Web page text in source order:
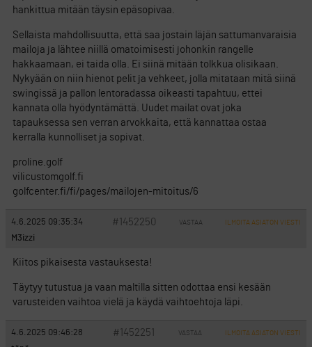
hankittua mitään täysin epäsopivaa.
Sellaista mahdollisuutta, että saa jostain läjän sattumanvaraisia
mailoja ja lähtee niillä omatoimisesti johonkin rangelle
hakkaamaan, ei taida olla. Ei siinä mitään tolkkua olisikaan.
Nykyään on niin hienot pelit ja vehkeet, jolla mitataan mitä siinä
swingissä ja pallon lentoradassa oikeasti tapahtuu, ettei
kannata olla hyödyntämättä. Uudet mailat ovat joka
tapauksessa sen verran arvokkaita, että kannattaa ostaa
kerralla kunnolliset ja sopivat.
proline.golf
vilicustomgolf.fi
golfcenter.fi/fi/pages/mailojen-mitoitus/6
4.6.2025 09:35:34 #1452250 VASTAA ILMOITA ASIATON VIESTI
M3izzi
Kiitos pikaisesta vastauksesta!
Täytyy tutustua ja vaan maltilla sitten odottaa ensi kesään
varusteiden vaihtoa vielä ja käydä vaihtoehtoja läpi.
4.6.2025 09:46:28 #1452251 VASTAA ILMOITA ASIATON VIESTI